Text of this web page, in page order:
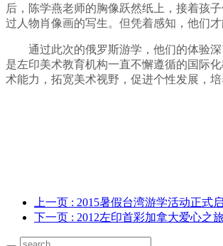
后，陈学燕老师的胸像跃然纸上，接着孩
过人物肖像画的写生。但凭着感知，他们
通过此次的俄罗斯游学，他们的体验
是左印美术教育机构一直不懈遵循的国际
术能力，拓宽美术视野，促进个性发展，培
上一页 : 2015暑假台湾游学活动正式
下一页 : 2012左印首彩加拿大爱心之